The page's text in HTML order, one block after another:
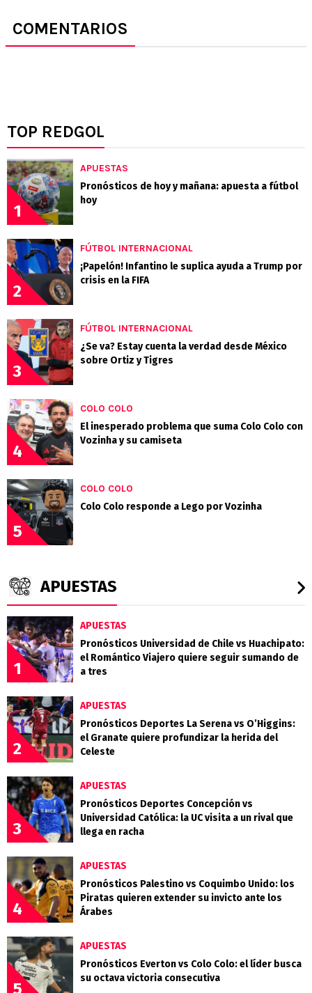
COMENTARIOS
TOP REDGOL
1
APUESTAS
Pronósticos de hoy y mañana: apuesta a fútbol
hoy
2
FÚTBOL INTERNACIONAL
¡Papelón! Infantino le suplica ayuda a Trump por
crisis en la FIFA
3
FÚTBOL INTERNACIONAL
¿Se va? Estay cuenta la verdad desde México
sobre Ortiz y Tigres
4
COLO COLO
El inesperado problema que suma Colo Colo con
Vozinha y su camiseta
5
COLO COLO
Colo Colo responde a Lego por Vozinha
APUESTAS
1
APUESTAS
Pronósticos Universidad de Chile vs Huachipato:
el Romántico Viajero quiere seguir sumando de
a tres
2
APUESTAS
Pronósticos Deportes La Serena vs O’Higgins:
el Granate quiere profundizar la herida del
Celeste
3
APUESTAS
Pronósticos Deportes Concepción vs
Universidad Católica: la UC visita a un rival que
llega en racha
4
APUESTAS
Pronósticos Palestino vs Coquimbo Unido: los
Piratas quieren extender su invicto ante los
Árabes
5
APUESTAS
Pronósticos Everton vs Colo Colo: el líder busca
su octava victoria consecutiva